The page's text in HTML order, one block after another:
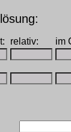
relativ:
im